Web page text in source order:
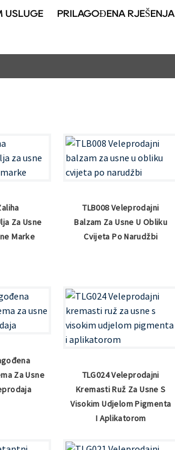
USLUGE PRILAGOĐENA RJEŠENJA
Za Usne
Marke
TLB008 Veleprodajni
Balzam Za Usne U Obliku
Cvijeta Po Narudžbi
Za Usne
TLG024 Veleprodajni
Kremasti Ruž Za Usne S
Visokim Udjelom Pigmenta
I Aplikatorom